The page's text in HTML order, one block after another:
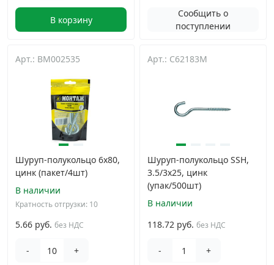
В корзину
Сообщить о
поступлении
Арт.: BM002535
Шуруп-полукольцо 6х80,
цинк (пакет/4шт)
В наличии
Кратность отгрузки: 10
5.66 руб. без НДС
- +
Арт.: C62183M
Шуруп-полукольцо SSH,
3.5/3х25, цинк
(упак/500шт)
В наличии
118.72 руб. без НДС
- +